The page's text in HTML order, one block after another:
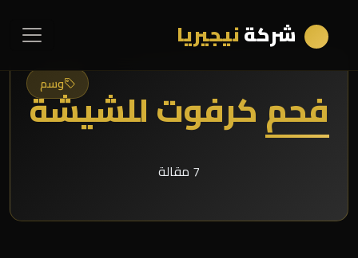
شركةنيجيريا
وسم
فحم كرفوت للشيشة
7 مقالة